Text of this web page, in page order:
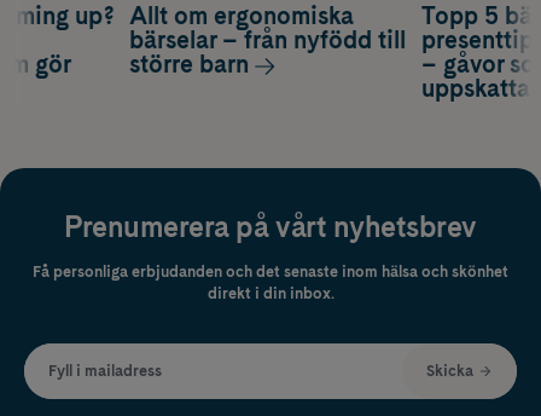
Topp 5
– gåvor
up?
gör
Allt om ergonomiska
bärselar – från nyfödd till
större barn
Prenumerera på vårt nyhetsbrev
Få personliga erbjudanden och det senaste inom hälsa och skönhet
direkt i din inbox.
Fyll i mailadress Skicka